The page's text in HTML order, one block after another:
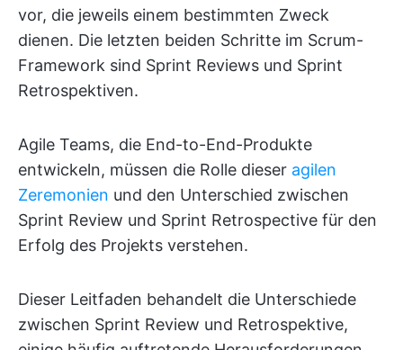
vor, die jeweils einem bestimmten Zweck
dienen. Die letzten beiden Schritte im Scrum-
Framework sind Sprint Reviews und Sprint
Retrospektiven.
Agile Teams, die End-to-End-Produkte
entwickeln, müssen die Rolle dieser agilen
Zeremonien und den Unterschied zwischen
Sprint Review und Sprint Retrospective für den
Erfolg des Projekts verstehen.
Dieser Leitfaden behandelt die Unterschiede
zwischen Sprint Review und Retrospektive,